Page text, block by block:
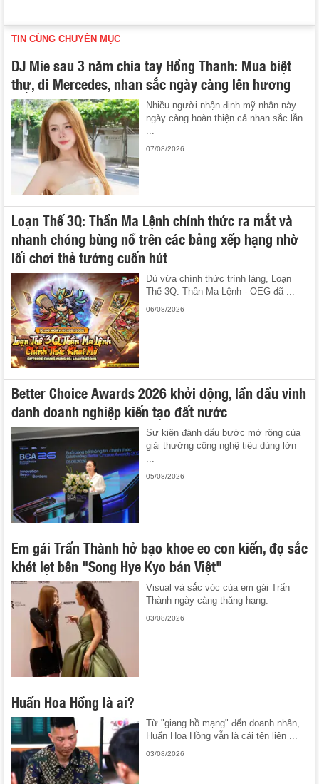
TIN CÙNG CHUYÊN MỤC
DJ Mie sau 3 năm chia tay Hồng Thanh: Mua biệt
thự, đi Mercedes, nhan sắc ngày càng lên hương
Nhiều người nhận định mỹ nhân này
ngày càng hoàn thiện cả nhan sắc lẫn
...
07/08/2026
Loạn Thế 3Q: Thần Ma Lệnh chính thức ra mắt và
nhanh chóng bùng nổ trên các bảng xếp hạng nhờ
lối chơi thẻ tướng cuốn hút
Dù vừa chính thức trình làng, Loạn
Thế 3Q: Thần Ma Lệnh - OEG đã ...
06/08/2026
Better Choice Awards 2026 khởi động, lần đầu vinh
danh doanh nghiệp kiến tạo đất nước
Sự kiện đánh dấu bước mở rộng của
giải thưởng công nghệ tiêu dùng lớn
...
05/08/2026
Em gái Trấn Thành hở bạo khoe eo con kiến, đọ sắc
khét lẹt bên "Song Hye Kyo bản Việt"
Visual và sắc vóc của em gái Trấn
Thành ngày càng thăng hạng.
03/08/2026
Huấn Hoa Hồng là ai?
Từ "giang hồ mạng" đến doanh nhân,
Huấn Hoa Hồng vẫn là cái tên liên ...
03/08/2026